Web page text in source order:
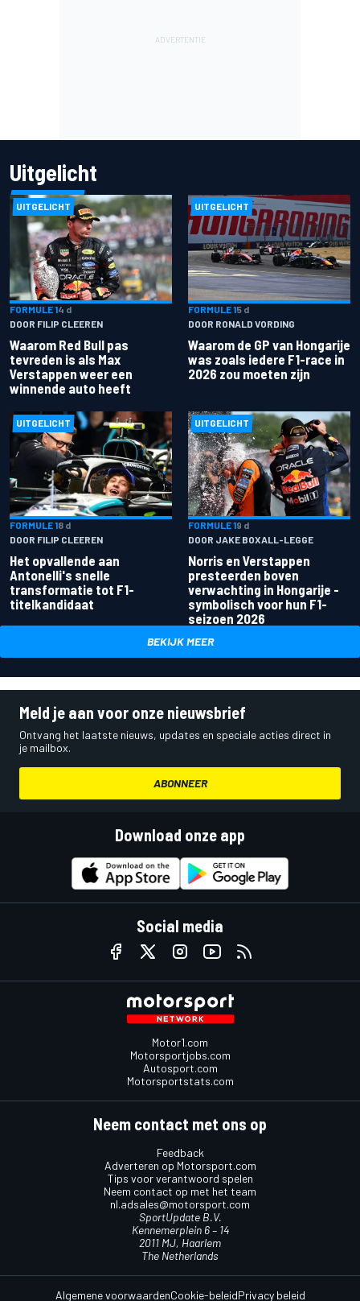
Uitgelicht
UITGELICHT
FORMULE 14 d
DOOR FILIP CLEEREN
Waarom Red Bull pas
tevreden is als Max
Verstappen weer een
winnende auto heeft
UITGELICHT
FORMULE 15 d
DOOR RONALD VORDING
Waarom de GP van Hongarije
was zoals iedere F1-race in
2026 zou moeten zijn
UITGELICHT
FORMULE 18 d
DOOR FILIP CLEEREN
Het opvallende aan
Antonelli's snelle
transformatie tot F1-
titelkandidaat
UITGELICHT
FORMULE 19 d
DOOR JAKE BOXALL-LEGGE
Norris en Verstappen
presteerden boven
verwachting in Hongarije -
symbolisch voor hun F1-
seizoen 2026
BEKIJK MEER
Meld je aan voor onze nieuwsbrief
Ontvang het laatste nieuws, updates en speciale acties direct in
je mailbox.
ABONNEER
Download onze app
Social media
Motor1.com
Motorsportjobs.com
Autosport.com
Motorsportstats.com
Neem contact met ons op
Feedback
Adverteren op Motorsport.com
Tips voor verantwoord spelen
Neem contact op met het team
nl.adsales@motorsport.com
SportUpdate B.V.
Kennemerplein 6 – 14
2011 MJ, Haarlem
The Netherlands
Algemene voorwaardenCookie-beleidPrivacy beleid